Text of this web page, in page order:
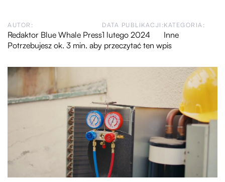
AUTOR:
Redaktor Blue Whale Press
DATA PUBLIKACJI:
1 lutego 2024
KATEGORIA:
Inne
Potrzebujesz ok. 3 min. aby przeczytać ten wpis